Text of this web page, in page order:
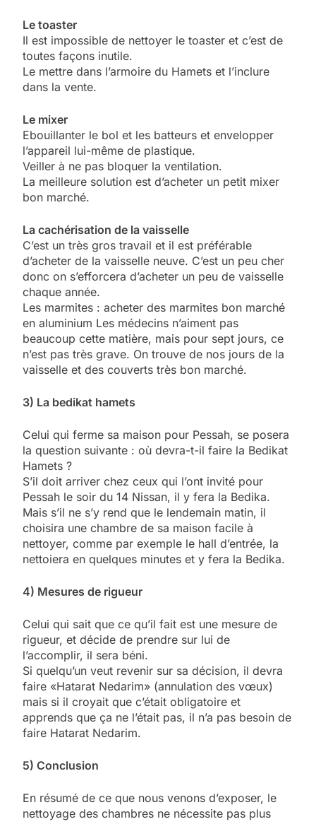
Le toaster
Il est impossible de nettoyer le toaster et c’est de
toutes façons inutile.
Le mettre dans l’armoire du Hamets et l’inclure
dans la vente.
Le mixer
Ebouillanter le bol et les batteurs et envelopper
l’appareil lui-même de plastique.
Veiller à ne pas bloquer la ventilation.
La meilleure solution est d’acheter un petit mixer
bon marché.
La cachérisation de la vaisselle
C’est un très gros travail et il est préférable
d’acheter de la vaisselle neuve. C’est un peu cher
donc on s’efforcera d’acheter un peu de vaisselle
chaque année.
Les marmites : acheter des marmites bon marché
en aluminium Les médecins n’aiment pas
beaucoup cette matière, mais pour sept jours, ce
n’est pas très grave. On trouve de nos jours de la
vaisselle et des couverts très bon marché.
3) La bedikat hamets
Celui qui ferme sa maison pour Pessah, se posera
la question suivante : où devra-t-il faire la Bedikat
Hamets ?
S’il doit arriver chez ceux qui l’ont invité pour
Pessah le soir du 14 Nissan, il y fera la Bedika.
Mais s’il ne s’y rend que le lendemain matin, il
choisira une chambre de sa maison facile à
nettoyer, comme par exemple le hall d’entrée, la
nettoiera en quelques minutes et y fera la Bedika.
4) Mesures de rigueur
Celui qui sait que ce qu’il fait est une mesure de
rigueur, et décide de prendre sur lui de
l’accomplir, il sera béni.
Si quelqu’un veut revenir sur sa décision, il devra
faire «Hatarat Nedarim» (annulation des vœux)
mais si il croyait que c’était obligatoire et
apprends que ça ne l’était pas, il n’a pas besoin de
faire Hatarat Nedarim.
5) Conclusion
En résumé de ce que nous venons d’exposer, le
nettoyage des chambres ne nécessite pas plus